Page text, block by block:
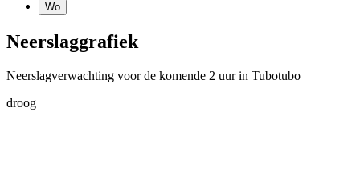
Wo
Neerslaggrafiek
Neerslagverwachting voor de komende 2 uur in Tubotubo
droog